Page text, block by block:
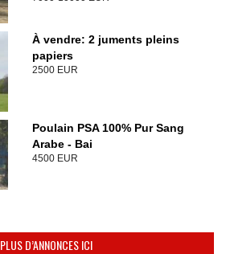
À vendre: 2 juments pleins
papiers
2500 EUR
Poulain PSA 100% Pur Sang
Arabe - Bai
4500 EUR
PLUS D’ANNONCES ICI